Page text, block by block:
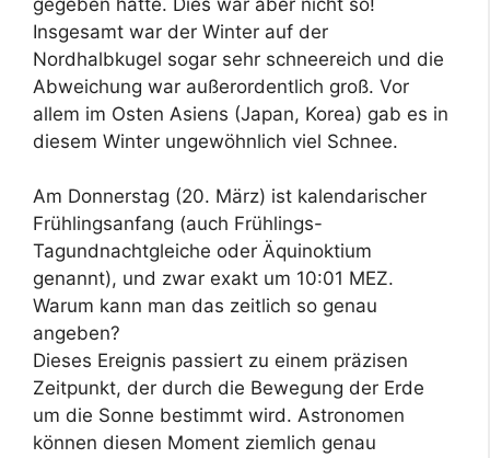
Insgesamt war der Winter auf der
Nordhalbkugel sogar sehr schneereich und die
Abweichung war außerordentlich groß. Vor
allem im Osten Asiens (Japan, Korea) gab es in
diesem Winter ungewöhnlich viel Schnee.
Am Donnerstag (20. März) ist kalendarischer
Frühlingsanfang (auch Frühlings-
Tagundnachtgleiche oder Äquinoktium
genannt), und zwar exakt um 10:01 MEZ.
Warum kann man das zeitlich so genau
angeben?
Dieses Ereignis passiert zu einem präzisen
Zeitpunkt, der durch die Bewegung der Erde
um die Sonne bestimmt wird. Astronomen
können diesen Moment ziemlich genau